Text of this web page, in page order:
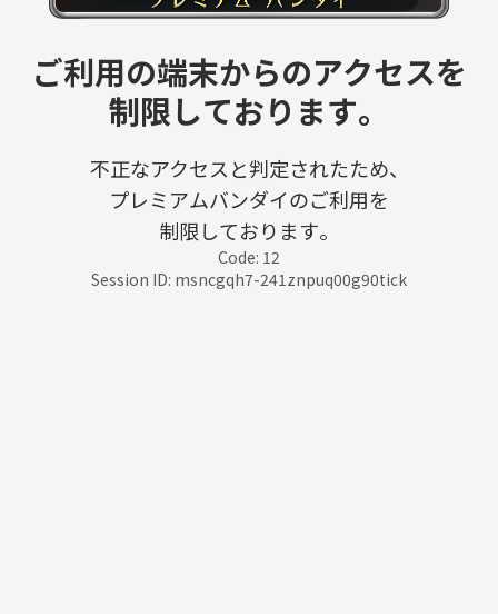
ご利用の端末からのアクセスを
制限しております。
不正なアクセスと判定されたため、
プレミアムバンダイのご利用を
制限しております。
Code: 12
Session ID: msncgqh7-241znpuq00g90tick